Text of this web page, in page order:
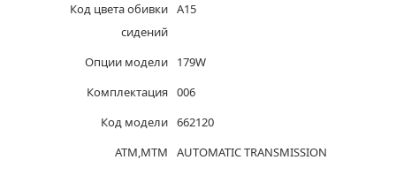
Код цвета обивки
сидений
A15
Опции модели
179W
Комплектация 006
Код модели 662120
ATM,MTM
AUTOMATIC TRANSMISSION